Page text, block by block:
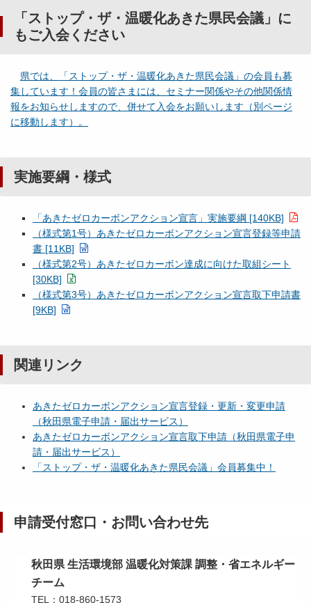
「ストップ・ザ・温暖化あきた県民会議」に
もご入会ください
県では、「ストップ・ザ・温暖化あきた県民会議」の会員も募
集しています！会員の皆さまには、セミナー関係やその他関係情
報をお知らせしますので、併せて入会をお願いします（別ページ
に移動します）。
実施要綱・様式
「あきたゼロカーボンアクション宣言」実施要綱 [140KB]
（様式第1号）あきたゼロカーボンアクション宣言登録等申請
書 [11KB]
（様式第2号）あきたゼロカーボン達成に向けた取組シート
[30KB]
（様式第3号）あきたゼロカーボンアクション宣言取下申請書
[9KB]
関連リンク
あきたゼロカーボンアクション宣言登録・更新・変更申請
（秋田県電子申請・届出サービス）
あきたゼロカーボンアクション宣言取下申請（秋田県電子申
請・届出サービス）
「ストップ・ザ・温暖化あきた県民会議」会員募集中！
申請受付窓口・お問い合わせ先
秋田県 生活環境部 温暖化対策課 調整・省エネルギー
チーム
TEL：018-860-1573